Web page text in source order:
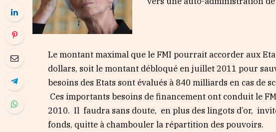
Le montant maximal que le FMI pourrait accorder aux
dollars, soit le montant débloqué en juillet 2011 pour
besoins des Etats sont évalués à 840 milliards en cas de
Ces importants besoins de financement ont conduit le
2010. Il faudra sans doute, en plus des lingots d’or,
fonds, quitte à chambouler la répartition des pouvoirs.